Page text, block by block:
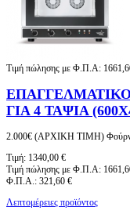
Τιμή πώλησης με Φ.Π.Α:
ΓΙΑ 4 ΤΑΨΙΑ
2.000€ (ΑΡΧΙΚΗ ΤΙΜΗ)
Τιμή: 1340,00 €
Τιμή πώλησης με Φ.Π.Α:
Φ.Π.Α.: 321,60 €
Λεπτομέρειες προϊόντος